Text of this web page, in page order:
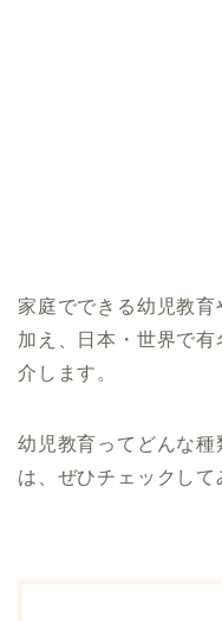
家庭でできる幼児教
加え、日本・世界で
介します。
幼児教育ってどんな
は、ぜひチェックして